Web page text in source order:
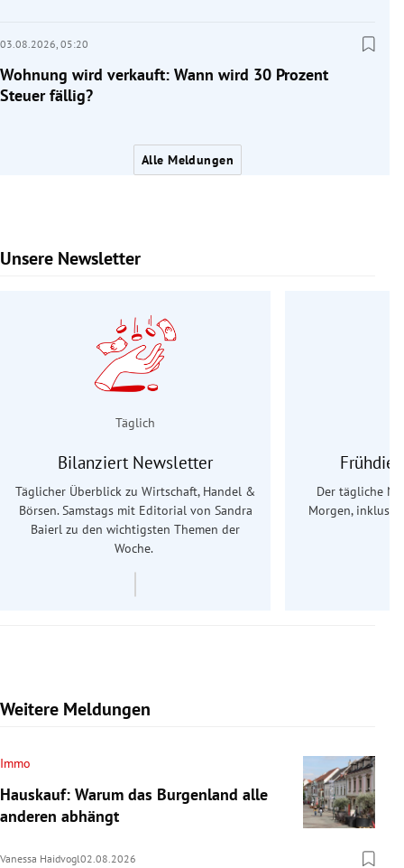
03.08.2026, 05:20
Wohnung wird verkauft: Wann wird 30 Prozent
Steuer fällig?
Alle Meldungen
Unsere Newsletter
Slide 1 von 9
Täglich
Bilanziert Newsletter
Täglicher Überblick zu Wirtschaft, Handel &
Börsen. Samstags mit Editorial von Sandra
Baierl zu den wichtigsten Themen der
Woche.
Der tägliche
Morgen,
Weitere Meldungen
Immo
Hauskauf: Warum das Burgenland alle
anderen abhängt
Vanessa Haidvogl02.08.2026